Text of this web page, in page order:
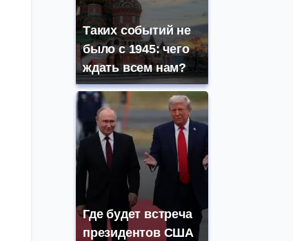
Таких событий не
было с 1945: чего
ждать всем нам?
Где будет встреча
президентов США